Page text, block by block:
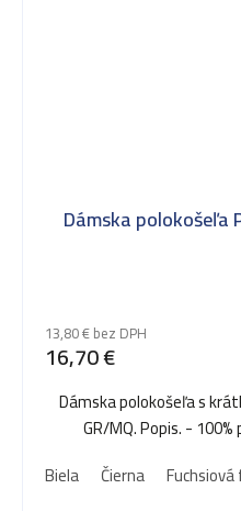
Dámska polokošeľa
13,80 € bez DPH
16,70 €
Dámska polokošeľa s
GR/MQ. Popis. -
Biela
Čierna